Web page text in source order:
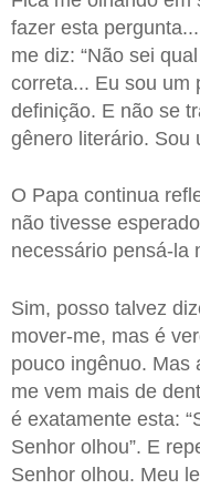
fazer esta
me diz: “Não sei
correta... Eu sou um
definição. E não se
gênero literário. Sou
O Papa continua
não tivesse
necessário pensá-la
Sim, posso talvez
mover-me, mas é
pouco ingênuo. Mas
me vem mais de
é exatamente esta:
Senhor olhou”. E
Senhor olhou. Meu